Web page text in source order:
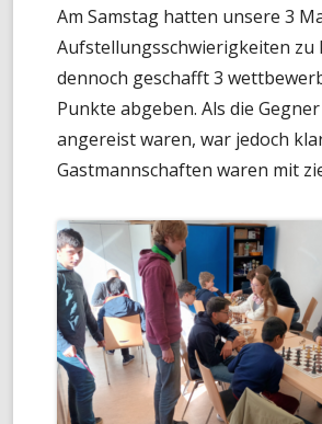
Am Samstag hatten unsere 3
Aufstellungsschwierigkeiten zu
dennoch geschafft 3
Punkte abgeben. Als die
angereist waren, war jedoch
Gastmannschaften waren mit